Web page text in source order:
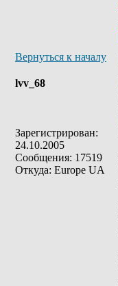
Вернуться к началу
lvv_68
Зарегистрирован:
24.10.2005
Сообщения: 17519
Откуда: Europe UA